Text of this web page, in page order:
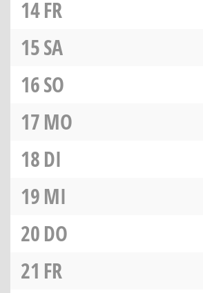
14FR
15SA
16SO
17MO
18DI
19MI
20DO
21 FR